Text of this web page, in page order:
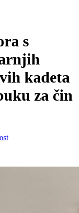
s
kadeta
za čin